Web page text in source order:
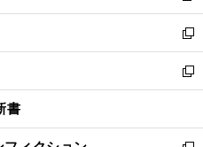
ウ
で
開
く
ン
ド
ウ
で
開
ウ
ィ
ン
ド
ウ
開
し
い
ウ
ィ
ン
ウ
新
し
い
ウ
ン
新
し
ウ
書